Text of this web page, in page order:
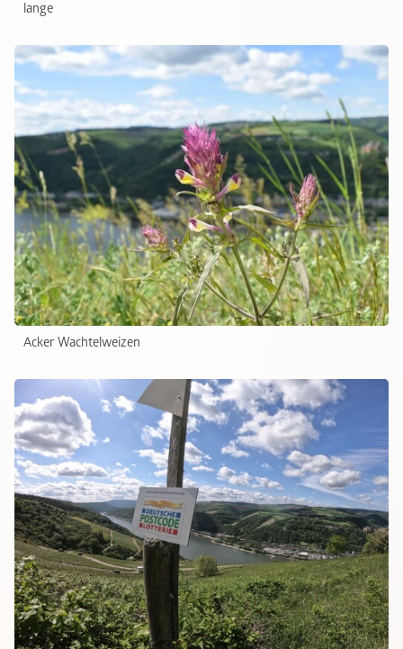
lange
Acker Wachtelweizen